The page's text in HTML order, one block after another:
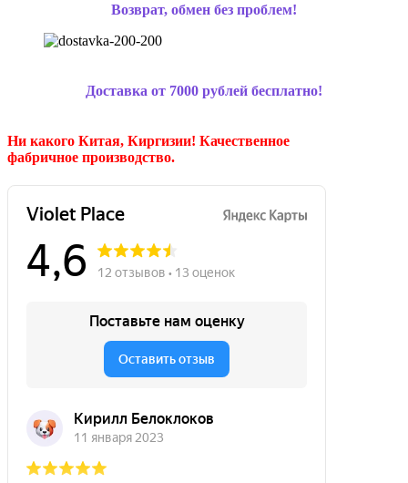
Возврат, обмен без проблем!
Доставка от 7000 рублей бесплатно!
Ни какого Китая, Киргизии! Качественное
фабричное производство.